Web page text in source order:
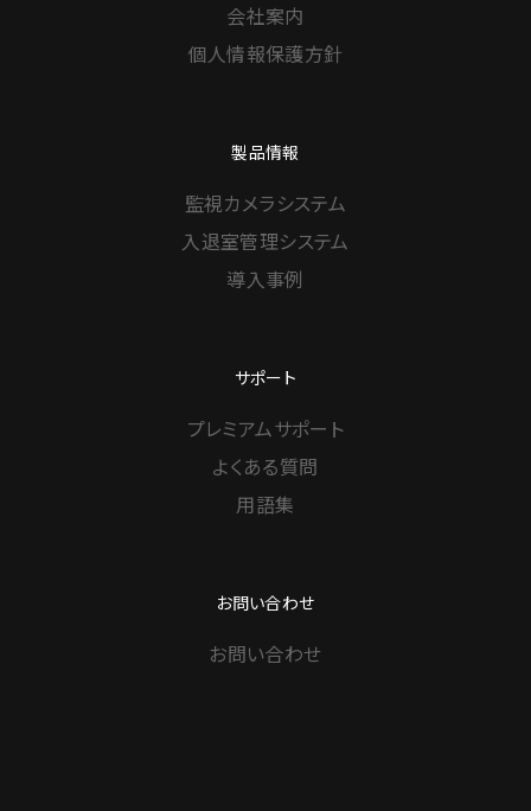
会社案内
個人情報保護方針
製品情報
監視カメラシステム
入退室管理システム
導入事例
サポート
プレミアムサポート
よくある質問
用語集
お問い合わせ
お問い合わせ